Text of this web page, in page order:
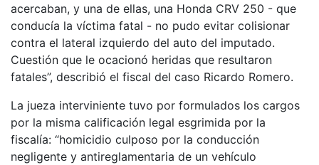
acercaban, y una de ellas, una Honda CRV 250 - que
conducía la víctima fatal - no pudo evitar colisionar
contra el lateral izquierdo del auto del imputado.
Cuestión que le ocacionó heridas que resultaron
fatales”, describió el fiscal del caso Ricardo Romero.
La jueza interviniente tuvo por formulados los cargos
por la misma calificación legal esgrimida por la
fiscalía: “homicidio culposo por la conducción
negligente y antireglamentaria de un vehículo